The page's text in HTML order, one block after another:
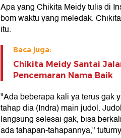
Apa yang Chikita Meidy tulis di
bom waktu yang meledak.
itu.
Baca juga:
Chikita Meidy Santai
Pencemaran Nama Baik
"Ada beberapa kali ya terus gak
tahap dia (Indra) main judol.
langsung selesai gak, bisa
ada tahapan-tahapannya,"